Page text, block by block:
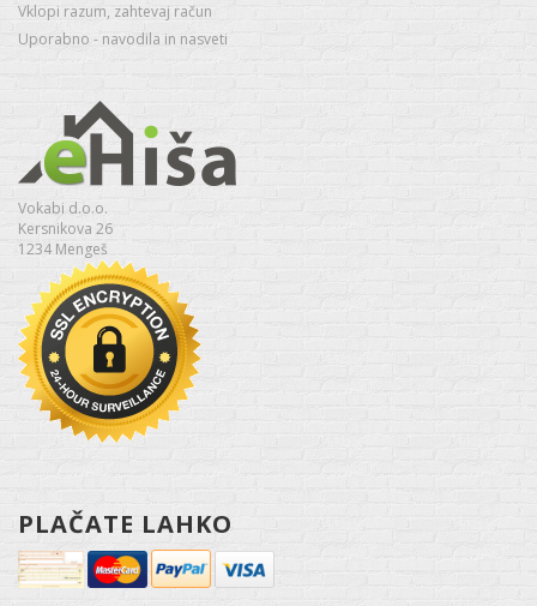
Vklopi razum, zahtevaj račun
Uporabno - navodila in nasveti
Vokabi d.o.o.
Kersnikova 26
1234 Mengeš
PLAČATE LAHKO